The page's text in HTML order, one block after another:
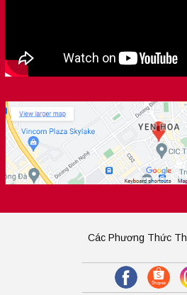
Các Phương Thức